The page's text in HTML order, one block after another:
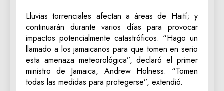
Lluvias torrenciales afectan a áreas de Haití; y
continuarán durante varios días para provocar
impactos potencialmente catastróficos. “Hago un
llamado a los jamaicanos para que tomen en serio
esta amenaza meteorológica”, declaró el primer
ministro de Jamaica, Andrew Holness. “Tomen
todas las medidas para protegerse”, extendió.